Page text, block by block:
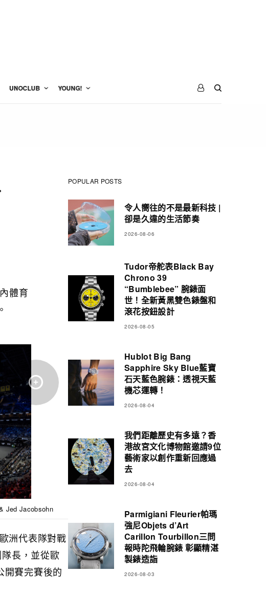
UNOCLUB YOUNG!
體育
Jed Jacobsohn
洲代表隊對戰
長，並從歐
開賽完賽後的
POPULAR POSTS
令人嚮往的不是最新科技 |
卻是久違的生活節奏
2026-08-06
Tudor帝舵表Black Bay
Chrono 39
“Bumblebee” 腕錶面
世！全新黃黑雙色錶盤和
滾花按鈕設計
2026-08-05
Hublot Big Bang
Sapphire Sky Blue藍寶
石天藍色腕錶：透視天藍
機芯運轉！
2026-08-04
我們距離歷史有多遠？香
港故宮文化博物館邀請9位
藝術家以創作重新回應過
去
2026-08-04
Parmigiani Fleurier帕瑪
強尼Objets d’Art
Carillon Tourbillon三問
報時陀飛輪腕錶 彰顯精湛
製錶造詣
2026-08-03